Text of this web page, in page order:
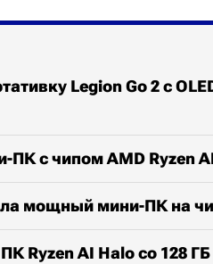
Legion Go 2 с
ПК с чипом AMD Ryzen
мощный мини-ПК на
Ryzen AI Halo со 128